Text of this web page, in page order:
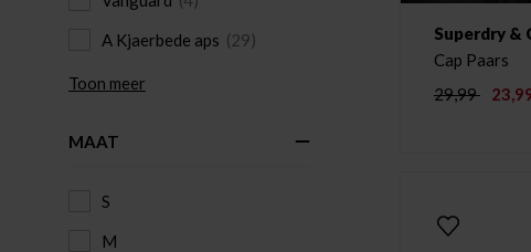
A Kjaerbede aps (29)
Toon meer
MAAT
S
M
Superdry &
Cap Paars
29,99